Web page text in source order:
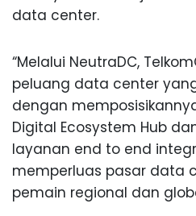
data center.
“Melalui NeutraDC,
peluang data center
dengan
Digital Ecosystem Hub
layanan end to end
memperluas pasar data
pemain regional dan